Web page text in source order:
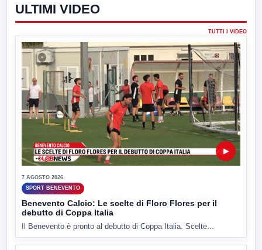
ULTIMI VIDEO
TUTTI I VIDEO
▶
7 AGOSTO 2026
SPORT BENEVENTO
Benevento Calcio: Le scelte di Floro Flores per il
debutto di Coppa Italia
Il Benevento è pronto al debutto di Coppa Italia. Scelte...